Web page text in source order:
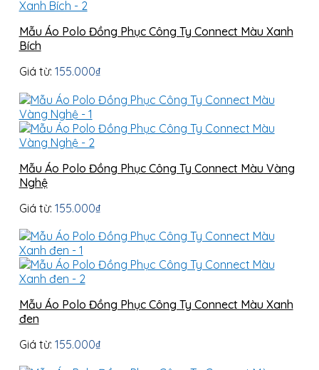
Mẫu Áo Polo Đồng Phục Công Ty Connect Màu Xanh
Bích
Giá từ: 155.000₫
Mẫu Áo Polo Đồng Phục Công Ty Connect Màu Vàng
Nghệ
Giá từ: 155.000₫
Mẫu Áo Polo Đồng Phục Công Ty Connect Màu Xanh
đen
Giá từ: 155.000₫